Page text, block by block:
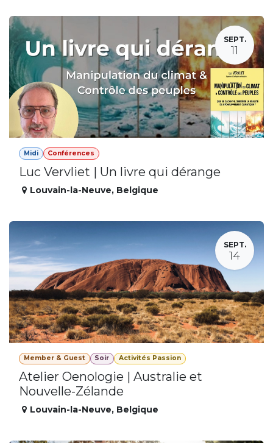
SEPT.
11
Midi Conférences
Luc Vervliet | Un livre qui dérange
Louvain-la-Neuve, Belgique
SEPT.
14
Member & Guest Soir Activités Passion
Atelier Oenologie | Australie et
Nouvelle-Zélande
Louvain-la-Neuve, Belgique